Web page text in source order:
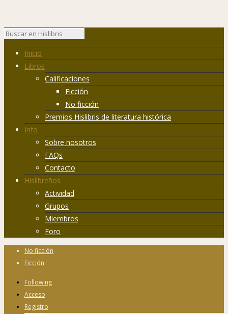
Inicio
Libros
Calificaciones
Ficción
No ficción
Premios Hislibris de literatura histórica
Info
Sobre nosotros
FAQs
Contacto
Hislibreños
Actividad
Grupos
Miembros
Foro
No ficción
Ficción
Following
Acceso
Registro